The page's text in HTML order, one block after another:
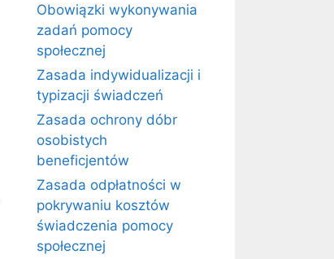
Obowiązki wykonywania
zadań pomocy
społecznej
Zasada indywidualizacji i
typizacji świadczeń
Zasada ochrony dóbr
osobistych
beneficjentów
Zasada odpłatności w
pokrywaniu kosztów
świadczenia pomocy
społecznej